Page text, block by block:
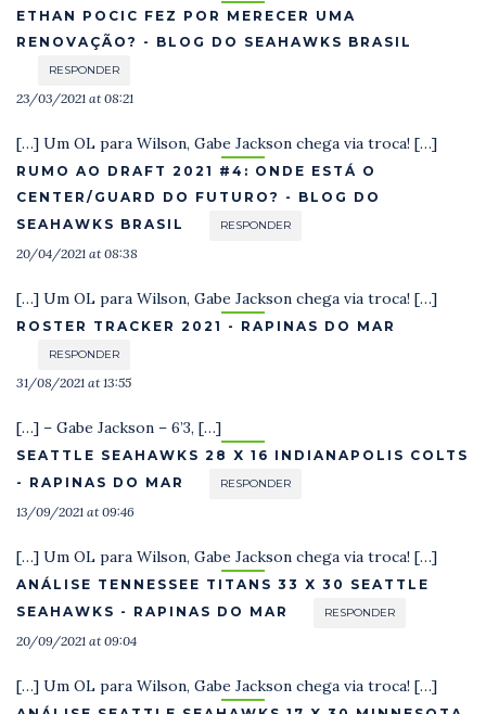
ETHAN POCIC FEZ POR MERECER UMA
RENOVAÇÃO? - BLOG DO SEAHAWKS BRASIL
RESPONDER
23/03/2021 at 08:21
[…] Um OL para Wilson, Gabe Jackson chega via troca! […]
RUMO AO DRAFT 2021 #4: ONDE ESTÁ O
CENTER/GUARD DO FUTURO? - BLOG DO
SEAHAWKS BRASIL
RESPONDER
20/04/2021 at 08:38
[…] Um OL para Wilson, Gabe Jackson chega via troca! […]
ROSTER TRACKER 2021 - RAPINAS DO MAR
RESPONDER
31/08/2021 at 13:55
[…] – Gabe Jackson – 6’3, […]
SEATTLE SEAHAWKS 28 X 16 INDIANAPOLIS COLTS
- RAPINAS DO MAR
RESPONDER
13/09/2021 at 09:46
[…] Um OL para Wilson, Gabe Jackson chega via troca! […]
ANÁLISE TENNESSEE TITANS 33 X 30 SEATTLE
SEAHAWKS - RAPINAS DO MAR
RESPONDER
20/09/2021 at 09:04
[…] Um OL para Wilson, Gabe Jackson chega via troca! […]